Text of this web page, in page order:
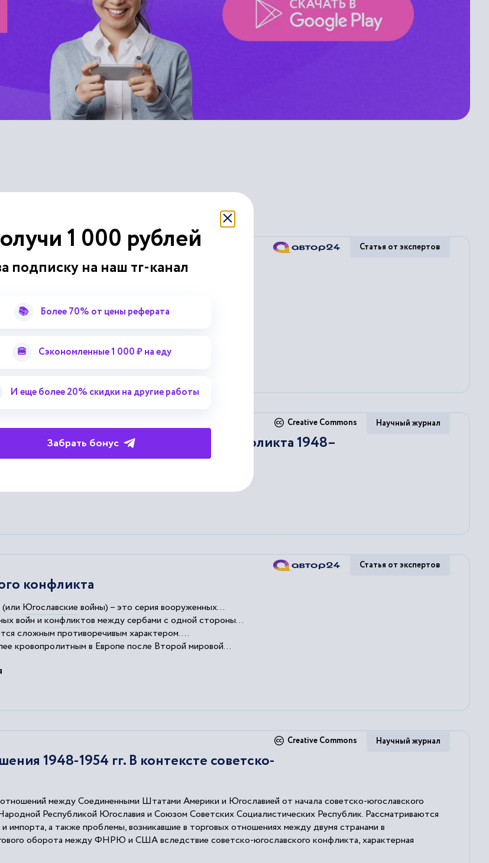
югославский»
смог при поддержке стран Запада, а не только...
Тито в союзе с лидером болгарских коммунистов...
волна репрессий, жертвами которой стали...
Статья от экспертов
советско-югославского конфликта 1948–
Creative Commons Научный журнал
конфликта
(или Югославские войны) – это серия вооруженных...
войн и конфликтов между сербами с одной стороны...
сложным противоречивым характером....
кровопролитным в Европе после Второй мировой...
Статья от экспертов
1948-1954 гг. В контексте советско-
между Соединенными Штатами Америки и Югославией от начала советско-югославского
Республикой Югославия и Союзом Советских Социалистических Республик. Рассматриваются
импорта, а также проблемы, возникавшие в торговых отношениях между двумя странами в
оборота между ФНРЮ и США вследствие советско-югославского конфликта, характерная
Creative Commons Научный журнал
1 000 рублей
подписку на наш тг-канал
📚 Более 70% от цены реферата
🍔 Сэкономленные 1 000 ₽ на еду
И еще более 20% скидки на другие работы
Забрать бонус